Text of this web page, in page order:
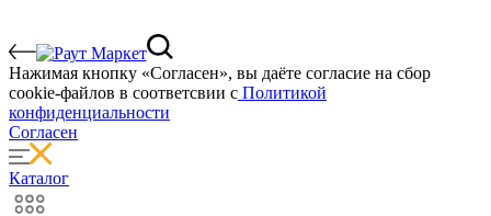
Нажимая кнопку «Согласен», вы даёте cогласие на сбор
cookie-файлов в соответсвии с Политикой
конфиденциальности
Согласен
Каталог